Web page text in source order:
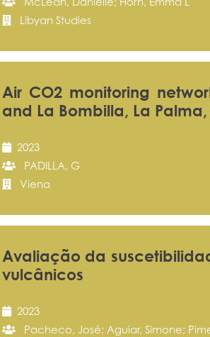
Libyan Studies
Air CO2 monitoring
and La Bombilla, La
2023
PADILLA, G
Viena
Avaliação da
vulcânicos
2023
Pacheco, José; Aguiar, Simone;